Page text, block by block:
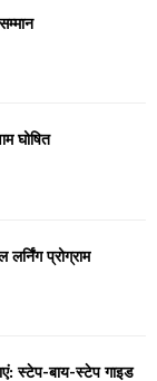
घोषित
प्रोग्राम
स्टेप-बाय-स्टेप गाइड